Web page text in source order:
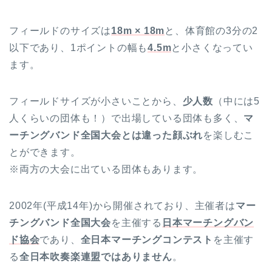
フィールドのサイズは18m × 18m と、体育館の3分の2
以下であり、1ポイントの幅も4.5mと小さくなってい
ます。
フィールドサイズが小さいことから、 少人数 （中には5
人くらいの団体も！）で出場している団体も多く、 マ
ーチングバンド全国大会とは違った顔ぶれを楽しむこ
とができます。
※両方の大会に出ている団体もあります。
2002年(平成14年)から開催されており、主催者はマー
チングバンド全国大会を主催する 日本マーチングバン
ド協会であり、 全日本マーチングコンテスト を主催す
る全日本吹奏楽連盟ではありません。